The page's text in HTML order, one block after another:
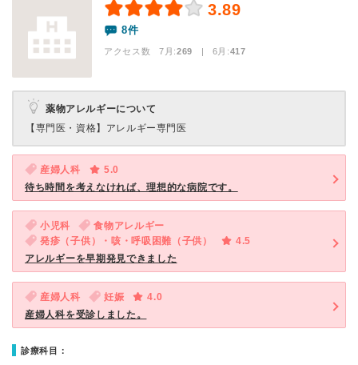
3.89
8件
アクセス数 7月:269 | 6月:417
薬物アレルギーについて
【専門医・資格】 アレルギー専門医
産婦人科
5.0
待ち時間を考えなければ、理想的な病院です。
小児科
食物アレルギー
発疹（子供）・咳・呼吸困難（子供）
4.5
アレルギーを早期発見できました
産婦人科 妊娠
4.0
産婦人科を受診しました。
診療科目：